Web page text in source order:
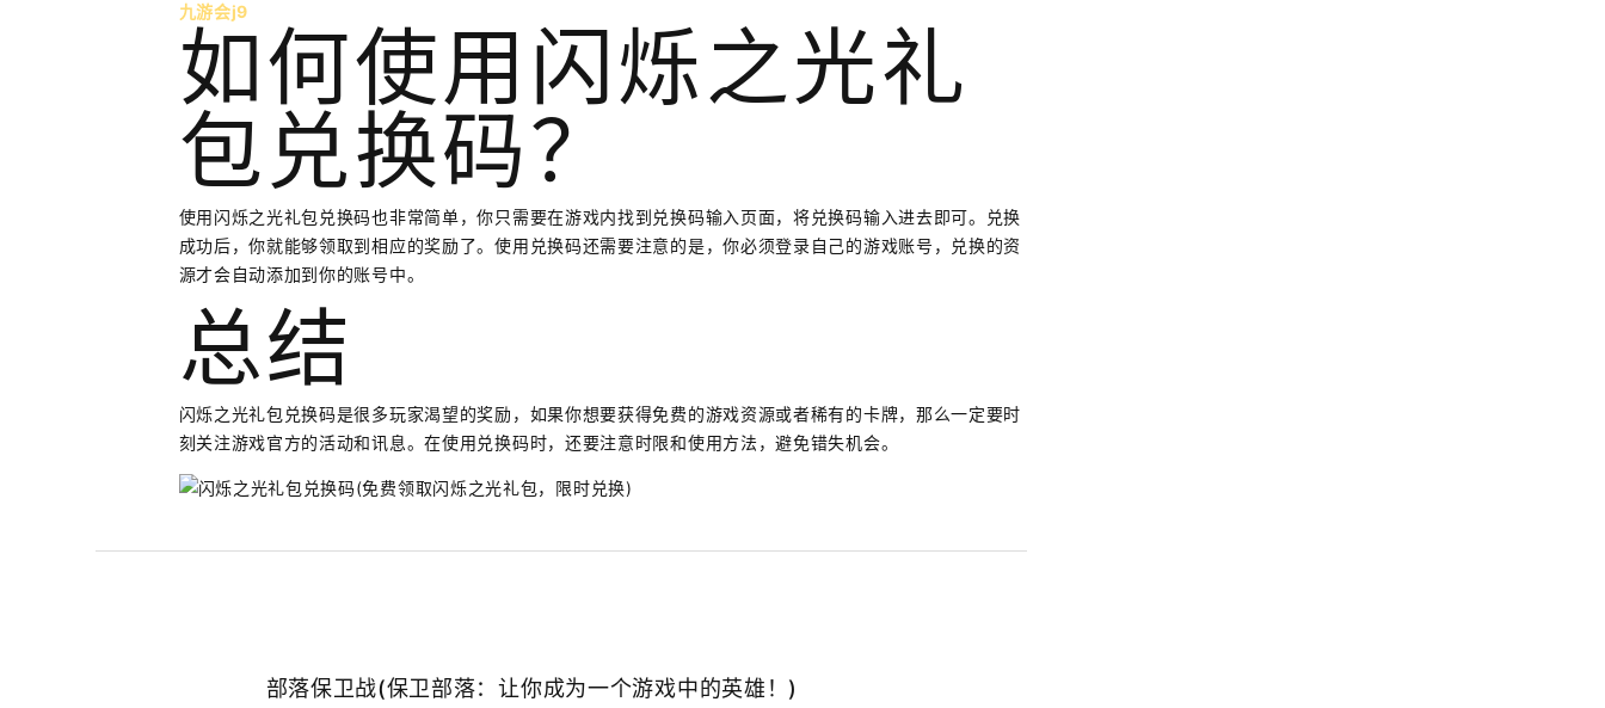
九游会j9
如何使用闪烁之光礼
包兑换码？
使用闪烁之光礼包兑换码也非常简单，你只需要在游戏内找到兑换码输入页面，将兑换码输入进去即可。兑换
成功后，你就能够领取到相应的奖励了。使用兑换码还需要注意的是，你必须登录自己的游戏账号，兑换的资
源才会自动添加到你的账号中。
总结
闪烁之光礼包兑换码是很多玩家渴望的奖励，如果你想要获得免费的游戏资源或者稀有的卡牌，那么一定要时
刻关注游戏官方的活动和讯息。在使用兑换码时，还要注意时限和使用方法，避免错失机会。
部落保卫战(保卫部落：让你成为一个游戏中的英雄！)